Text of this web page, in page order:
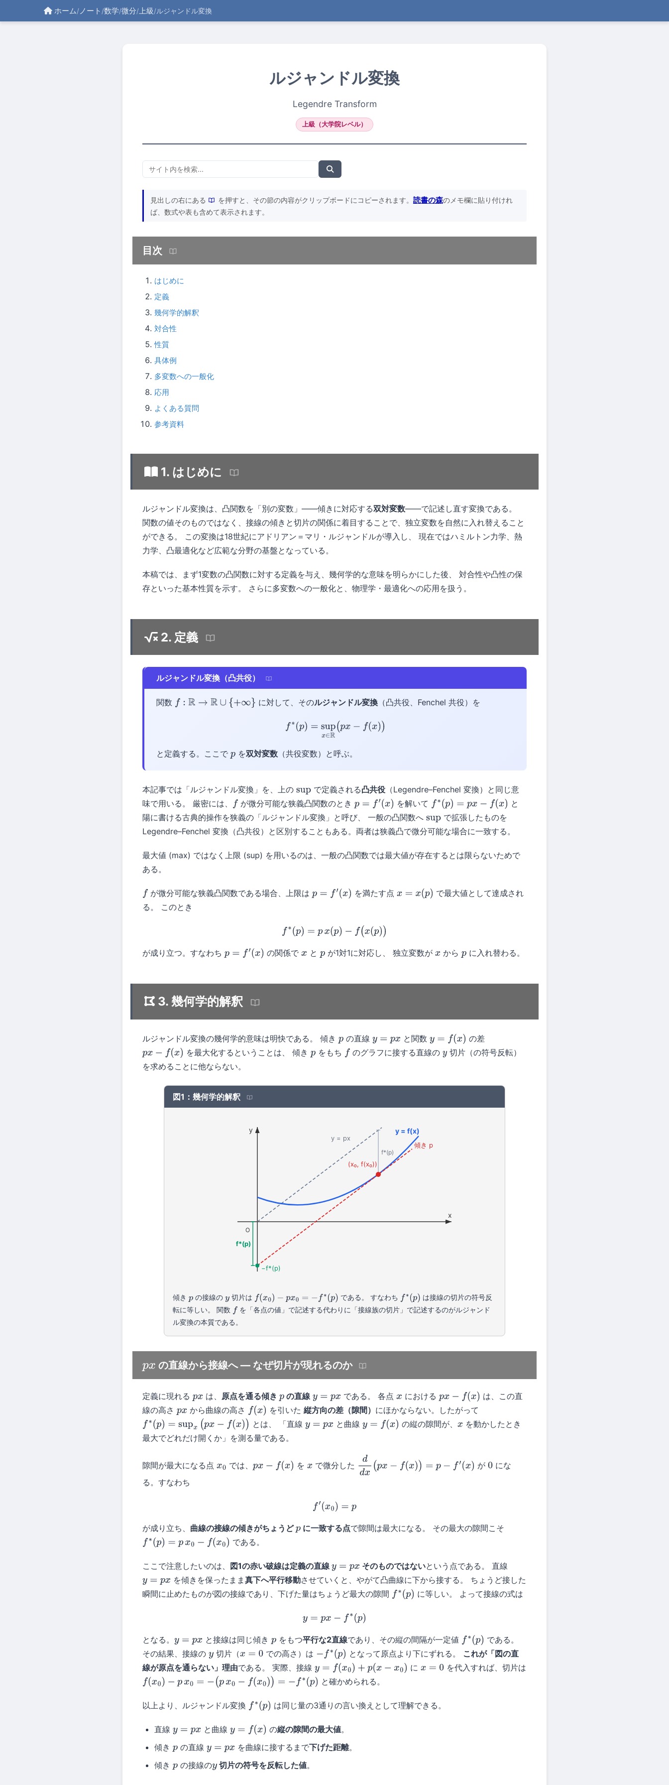
ホーム/ノート /数学/微分/上級/ルジャンドル変換
ルジャンドル変換
Legendre Transform
上級（大学院レベル）
見出しの右にある を押すと、その節の内容がクリップボードにコピーされます。 読書の森のメモ欄に貼り付けれ
ば、数式や表も含めて表示されます。
目次
はじめに
定義
幾何学的解釈
対合性
性質
具体例
多変数への一般化
応用
よくある質問
参考資料
1. はじめに
ルジャンドル変換は、凸関数を「別の変数」——傾きに対応する双対変数——で記述し直す変換である。
関数の値そのものではなく、接線の傾きと切片の関係に着目することで、独立変数を自然に入れ替えること
ができる。 この変換は18世紀にアドリアン＝マリ・ルジャンドルが導入し、 現在ではハミルトン力学、熱
力学、凸最適化など広範な分野の基盤となっている。
本稿では、まず1変数の凸関数に対する定義を与え、幾何学的な意味を明らかにした後、 対合性や凸性の保
存といった基本性質を示す。 さらに多変数への一般化と、物理学・最適化への応用を扱う。
2. 定義
ルジャンドル変換（凸共役）
関数 f: R→R ∪{+∞ } に対して、そのルジャンドル変換 （凸共役、Fenchel 共役）を
f∗(p =supx∈R(px− f(x))
と定義する。ここで pを双対変数（共役変数）と呼ぶ。
本記事では「ルジャンドル変換」を、上の supで定義される凸共役（Legendre–Fenchel 変換）と同じ意
味で用いる。 厳密には、 f が微分可能な狭義凸関数のとき p=f′ x) を解いて f∗ (p)=px−f( x)
と
陽に書ける古典的操作を狭義の「ルジャンドル変換」と呼び、 一般の凸関数へ supで拡張したものを
Legendre–Fenchel 変換（凸共役）と区別することもある。両者は狭義凸で微分可能な場合に一致する。
最大値 (max) ではなく上限 (sup) を用いるのは、一般の凸関数では最大値が存在するとは限らないためで
ある。
f が微分可能な狭義凸関数である場合、上限は p=f′ x) を満たす点x=x( p)
で最大値として達成され
る。 このとき
f∗ (p) =px(p) −f( x(p))
が成り立つ。すなわち p =f′ x) の関係でx と pが1対1に対応し、 独立変数が x から pに入れ替わる。
3. 幾何学的解釈
ルジャンドル変換の幾何学的意味は明快である。 傾き pの直線 y=px と関数y=f( x)
の差
px−f( x) を最大化するということは、 傾き pをもち f のグラフに接する直線の y 切片（の符号反転）
を求めることに他ならない。
図1：幾何学的解釈
x
y
O
y = px
f*(p)
y = f(x)
傾き p
(x₀, f(x₀))
−f*(p)
f*(p)
傾きp の接線のy 切片は f( x0)− px 0=−f ∗(p) である。 すなわち f∗ (p) は接線の切片の符号反
転に等しい。 関数 f を「各点の値」で記述する代わりに「接線族の切片」で記述するのがルジャンド
ル変換の本質である。
px の直線から接線へ — なぜ切片が現れるのか
定義に現れる px は、 原点を通る傾きp の直線 y=px である。 各点x における px−f( x)
は、この直
線の高さ px から曲線の高さ f(x) を引いた 縦方向の差（隙間） にほかならない。したがって
f∗ (p)= supx(px −f(x ) とは、 「直線 y=px と曲線 y=f( x) の縦の隙間が、 x を動かしたとき
最大でどれだけ開くか」を測る量である。
隙間が最大になる点 x0 では、 px−f( x) を x で微分した ddx (px− f(x))=p− ′(x ) が 0にな
る。すなわち
f′(x0) =p
が成り立ち、 曲線の接線の傾きがちょうどpに一致する点で隙間は最大になる。 その最大の隙間こそ
f∗ (p)= px 0−f( x0) である。
ここで注意したいのは、 図1の赤い破線は定義の直線 y=px そのものではないという点である。 直線
y=px を傾きを保ったまま真下へ平行移動させていくと、やがて凸曲線に下から接する。 ちょうど接した
瞬間に止めたものが図の接線であり、下げた量はちょうど最大の隙間 f∗ (p) に等しい。 よって接線の式は
y=px −f∗(p)
となる。 y=px と接線は同じ傾きp をもつ平行な2直線であり、その縦の間隔が一定値 f∗ (p) である。
その結果、接線の y切片（x=0 での高さ）は −f∗( p) となって原点より下にずれる。 これが「図の直
線が原点を通らない」理由である。 実際、接線 y=f( x0)+p( x− x0) に x=0
を代入すれば、切片は
f(x0)− px 0=−( px 0− f(x 0)) =− f∗(p) と確かめられる。
以上より、ルジャンドル変換 f∗ (p) は同じ量の3通りの言い換えとして理解できる。
直線 y=px と曲線y=f( x) の縦の隙間の最大値。
傾き pの直線 y=px を曲線に接するまで下げた距離。
傾き pの接線のy切片の符号を反転した値。